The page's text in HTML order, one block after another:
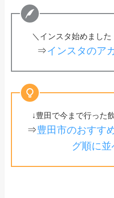
＼インスタ始めまし
⇒インスタのア
↓豊田で今まで行った
⇒豊田市のおすす
グ順に